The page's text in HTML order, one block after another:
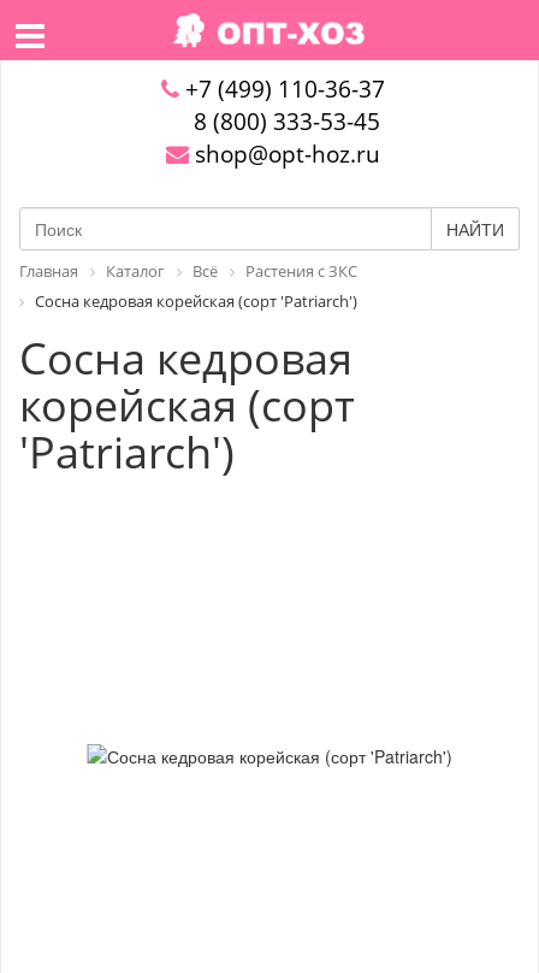
+7 (499) 110-36-37
8 (800) 333-53-45
shop@opt-hoz.ru
НАЙТИ
Главная Каталог Всё
Растения с ЗКС
Сосна кедровая корейская (сорт 'Patriarch')
Сосна кедровая
корейская (сорт
'Patriarch')